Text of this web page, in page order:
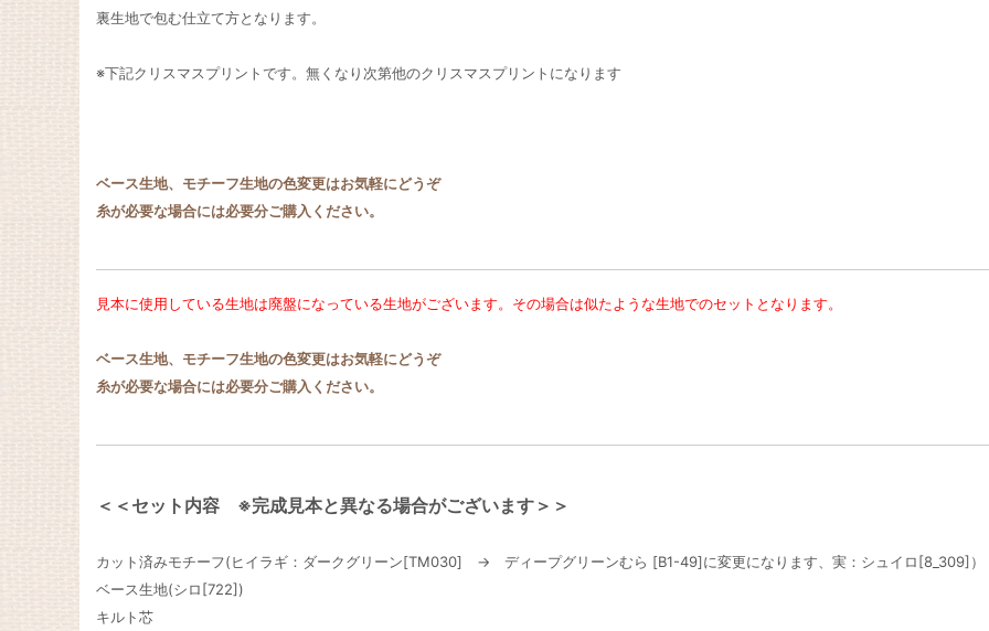
裏生地で包む仕立て方となります。
※下記クリスマスプリントです。無くなり次第他のクリスマスプリントになります
ベース生地、モチーフ生地の色変更はお気軽にどうぞ
糸が必要な場合には必要分ご購入ください。
見本に使用している生地は廃盤になっている生地がございます。その場合は似たような生地でのセットとなります。
ベース生地、モチーフ生地の色変更はお気軽にどうぞ
糸が必要な場合には必要分ご購入ください。
＜＜セット内容 ※完成見本と異なる場合がございます＞＞
カット済みモチーフ(ヒイラギ：ダークグリーン[TM030] → ディープグリーンむら [B1-49]に変更になります、実：シュイロ[8_309]）
ベース生地(シロ[722])
キルト芯